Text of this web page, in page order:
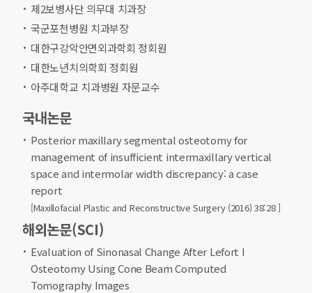
제2보병사단 의무대 치과장
국군포천병원 치과부장
대한구강악안면외과학회 정회원
대한노년치의학회 정회원
아주대학교 치과병원 자문교수
국내논문
Posterior maxillary segmental osteotomy for
management of insufficient intermaxillary vertical
space and intermolar width discrepancy: a case
report
[Maxillofacial Plastic and Reconstructive Surgery (2016) 38:28 ]
해외논문(SCI)
Evaluation of Sinonasal Change After Lefort I
Osteotomy Using Cone Beam Computed
Tomography Images